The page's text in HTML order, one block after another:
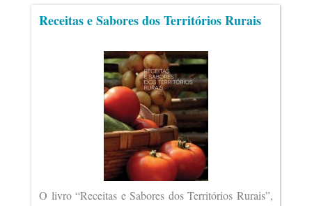
Receitas e Sabores dos Territórios Rurais
O livro “Receitas e Sabores dos Territórios Rurais”,